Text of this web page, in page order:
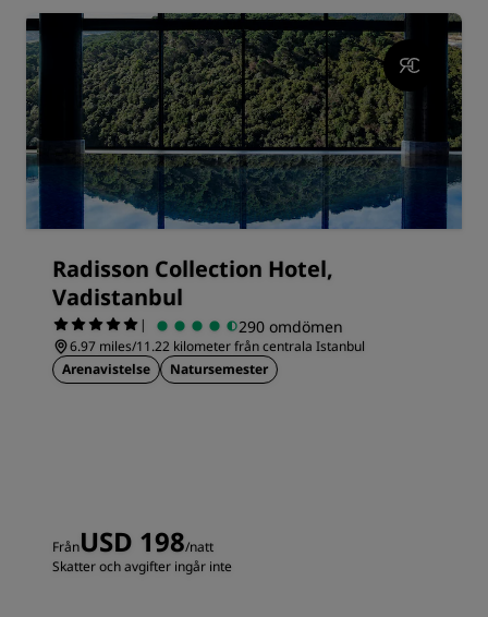
Radisson Collection Hotel,
Vadistanbul
| 290 omdömen
6.97 miles/11.22 kilometer från centrala Istanbul
Arenavistelse
Natursemester
FrånUSD 198/natt
Skatter och avgifter ingår inte